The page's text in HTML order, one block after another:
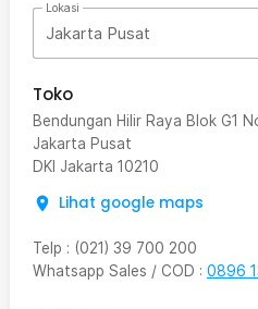
Lokasi
Jakarta Pusat
Toko
Bendungan Hilir Raya Blok G1
Jakarta Pusat
DKI Jakarta 10210
Lihat google maps
Telp : (021) 39 700 200
Whatsapp Sales / COD : 0896